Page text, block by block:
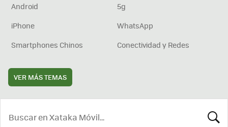
Android
5g
iPhone
WhatsApp
Smartphones Chinos
Conectividad y Redes
VER MÁS TEMAS